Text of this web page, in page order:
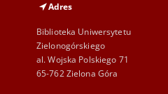
Adres
Biblioteka Uniwersytetu
Zielonogórskiego
al. Wojska Polskiego 71
65-762 Zielona Góra